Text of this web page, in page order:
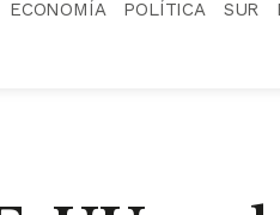
ECONOMÍA POLÍTICA SUR